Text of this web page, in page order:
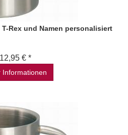
Rex und Namen personalisiert
12,95 € *
Informationen